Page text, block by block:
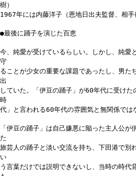
樹）
1967年には内藤洋子（恩地日出夫監督、相手
●最後に踊子を演じた百恵
今、純愛が受けているらしい。しかし、純愛
守
ることが少女の重要な課題であったし、男た
出
していた。「伊豆の踊子」が60年代に受け
時
代」と言われる60年代の雰囲気と無関係では
「伊豆の踊子」は自己嫌悪に陥った主人公が
た
旅芸人の踊子と淡い交流を持ち、下田港で別
い
う言葉だけでは説明できないし、当時の時代